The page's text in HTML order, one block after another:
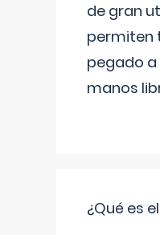
de gran
permiten
pegado a
manos
¿Qué es